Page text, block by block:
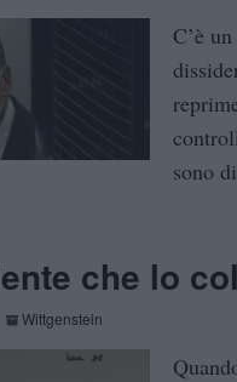
C’è
sono
che lo
Wittgenstein